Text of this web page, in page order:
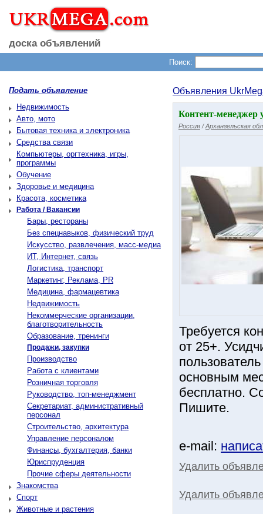
доска объявлений
Поиск:
Подать объявление
Недвижимость
Авто, мото
Бытовая техника и электроника
Средства связи
Компьютеры, оргтехника, игры,
программы
Обучение
Здоровье и медицина
Красота, косметика
Работа / Вакансии
Бары, рестораны
Без спецнавыков, физический труд
Искусство, развлечения, масс-медиа
ИТ, Интернет, связь
Логистика, транспорт
Маркетинг, Реклама, PR
Медицина, фармацевтика
Недвижимость
Некоммерческие организации,
благотворительность
Образование, тренинги
Продажи, закупки
Производство
Работа с клиентами
Розничная торговля
Руководство, топ-менеджмент
Секретариат, административный
персонал
Строительство, архитектура
Управление персоналом
Финансы, бухгалтерия, банки
Юриспруденция
Прочие сферы деятельности
Знакомства
Спорт
Животные и растения
Объявления
Контент-менеджер
Россия /Архангельская
Требуется
от 25+.
основным
бесплатно.
Пишите.
e-mail:
Удалить
Удалить